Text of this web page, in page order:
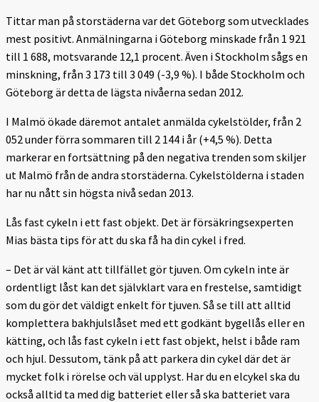
Tittar man på storstäderna var det Göteborg som utvecklades
mest positivt. Anmälningarna i Göteborg minskade från 1 921
till 1 688, motsvarande 12,1 procent. Även i Stockholm sågs en
minskning, från 3 173 till 3 049 (-3,9 %). I både Stockholm och
Göteborg är detta de lägsta nivåerna sedan 2012.
I Malmö ökade däremot antalet anmälda cykelstölder, från 2
052 under förra sommaren till 2 144 i år (+4,5 %). Detta
markerar en fortsättning på den negativa trenden som skiljer
ut Malmö från de andra storstäderna. Cykelstölderna i staden
har nu nått sin högsta nivå sedan 2013.
Lås fast cykeln i ett fast objekt. Det är försäkringsexperten
Mias bästa tips för att du ska få ha din cykel i fred.
– Det är väl känt att tillfället gör tjuven. Om cykeln inte är
ordentligt låst kan det självklart vara en frestelse, samtidigt
som du gör det väldigt enkelt för tjuven. Så se till att alltid
komplettera bakhjulslåset med ett godkänt bygellås eller en
kätting, och lås fast cykeln i ett fast objekt, helst i både ram
och hjul. Dessutom, tänk på att parkera din cykel där det är
mycket folk i rörelse och väl upplyst. Har du en elcykel ska du
också alltid ta med dig batteriet eller så ska batteriet vara